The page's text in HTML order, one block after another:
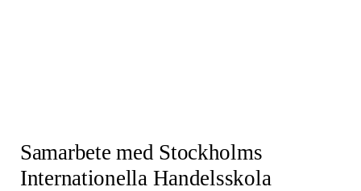
Samarbete med Stockholms
Internationella Handelsskola